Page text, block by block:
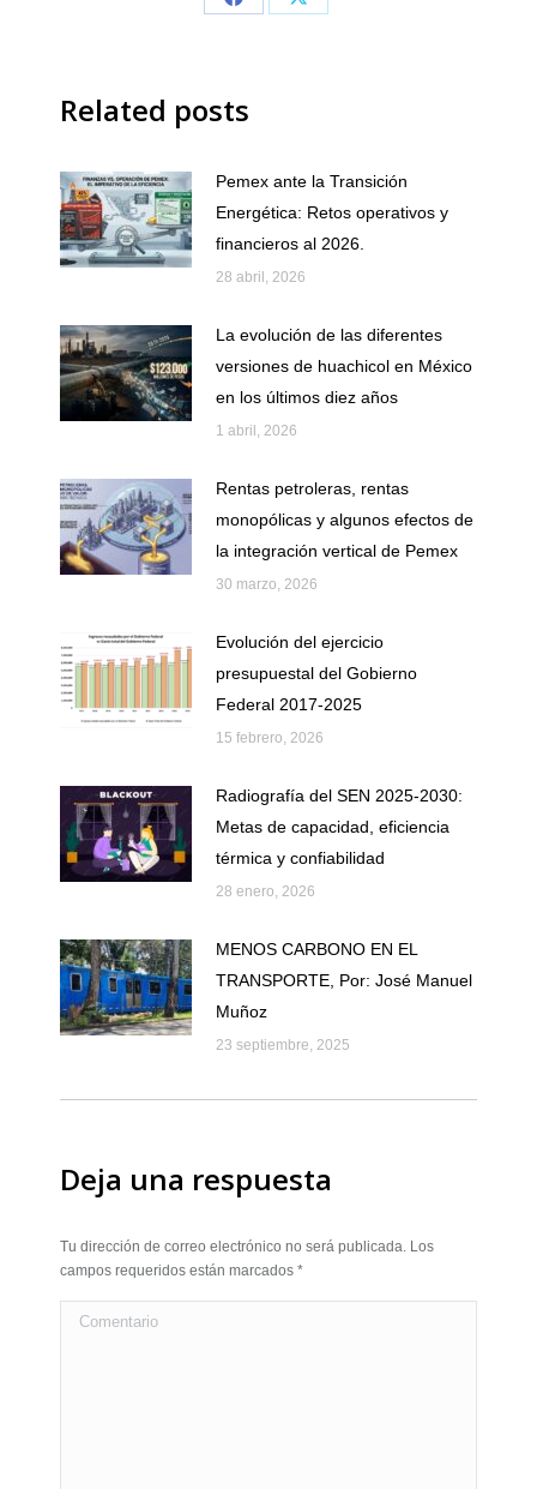
Share
Share
Related posts
Pemex ante la Transición
Energética: Retos operativos y
financieros al 2026.
28 abril, 2026
La evolución de las diferentes
versiones de huachicol en México
en los últimos diez años
1 abril, 2026
Rentas petroleras, rentas
monopólicas y algunos efectos de
la integración vertical de Pemex
30 marzo, 2026
Evolución del ejercicio
presupuestal del Gobierno
Federal 2017-2025
15 febrero, 2026
Radiografía del SEN 2025-2030:
Metas de capacidad, eficiencia
térmica y confiabilidad
28 enero, 2026
MENOS CARBONO EN EL
TRANSPORTE, Por: José Manuel
Muñoz
23 septiembre, 2025
Deja una respuesta
Tu dirección de correo electrónico no será publicada. Los
campos requeridos están marcados *
Comentario